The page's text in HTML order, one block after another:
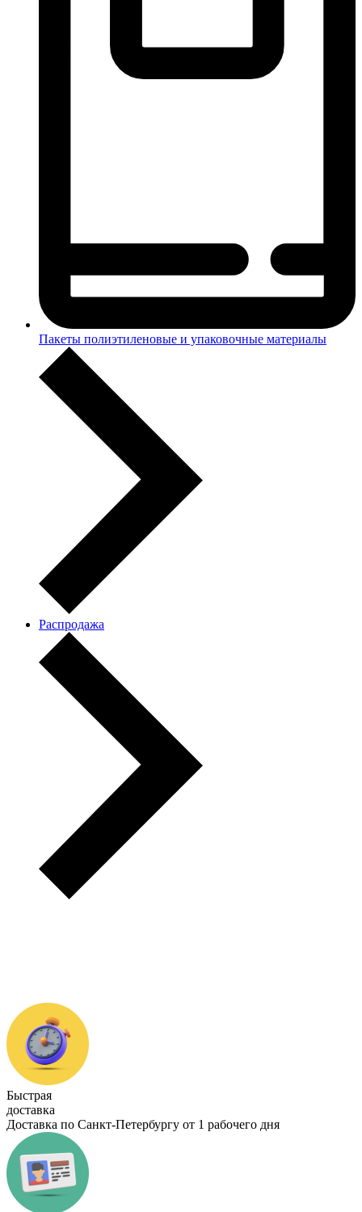
Пакеты полиэтиленовые и упаковочные материалы
Распродажа
Быстрая
доставка
Доставка по Санкт-Петербургу от 1 рабочего дня